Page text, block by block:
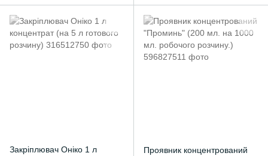
Закріплювач Оніко 1 л
Проявник концентрований